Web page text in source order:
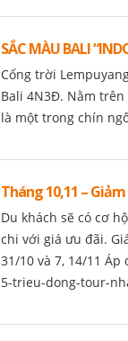
SẮC MÀU BALI
Cổng trời
Bali 4N3Đ. Nằm
là một trong chín
Tháng 10,11 –
Du khách sẽ có cơ
chi với giá ưu đãi.
31/10 và 7, 14/11
5-trieu-dong-tour-